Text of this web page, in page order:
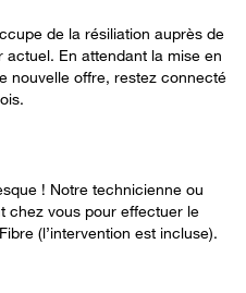
de la résiliation auprès de
actuel. En attendant la mise en
nouvelle offre, restez connecté
! Notre technicienne ou
chez vous pour effectuer le
(l’intervention est incluse).